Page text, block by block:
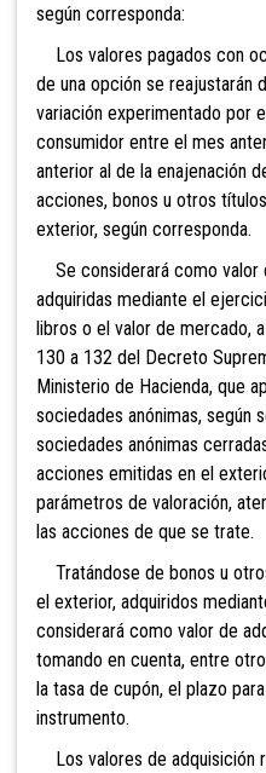
según corresponda:
Los valores pagados con
de una opción se reajustarán
variación experimentado por
consumidor entre el mes
anterior al de la enajenación
acciones, bonos u otros
exterior, según corresponda.
Se considerará como valor
adquiridas mediante el
libros o el valor de mercado,
130 a 132 del Decreto
Ministerio de Hacienda, que
sociedades anónimas, según
sociedades anónimas
acciones emitidas en el
parámetros de valoración,
las acciones de que se trate.
Tratándose de bonos u
el exterior, adquiridos
considerará como valor de
tomando en cuenta, entre
la tasa de cupón, el plazo
instrumento.
Los valores de adquisición